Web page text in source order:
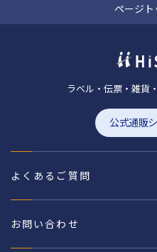
ページ
ラベル・伝票・雑貨
公式通販
よくあるご質問
お問い合わせ